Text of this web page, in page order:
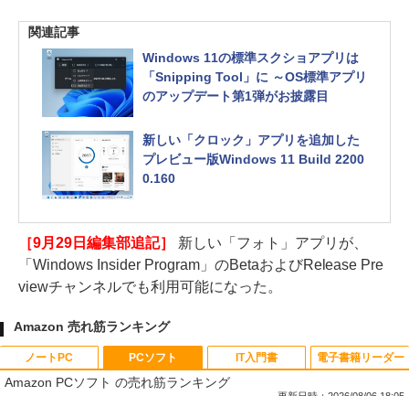
関連記事
Windows 11の標準スクショアプリは
「Snipping Tool」に ～OS標準アプリ
のアップデート第1弾がお披露目
新しい「クロック」アプリを追加した
プレビュー版Windows 11 Build 2200
0.160
［9月29日編集部追記］ 新しい「フォト」アプリが、
「Windows Insider Program」のBetaおよびRelease Pre
viewチャンネルでも利用可能になった。
Amazon 売れ筋ランキング
ノートPC PCソフト
Amazon PCソフト の売れ筋ランキング
IT入門書 電子書籍リーダー